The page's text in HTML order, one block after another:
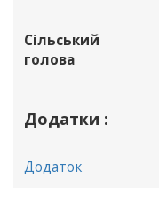
Сільський
голова
Додатки :
Додаток